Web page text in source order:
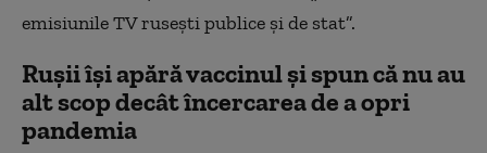
emisiunile TV rusești publice și de stat”.
Rușii își apără vaccinul și spun că nu au
alt scop decât încercarea de a opri
pandemia